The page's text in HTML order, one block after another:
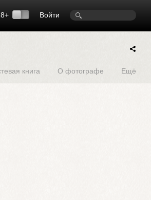
Войти
книга О фотографе Ещё